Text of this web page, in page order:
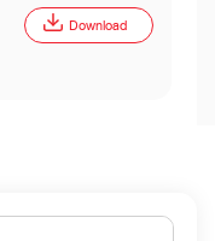
Download